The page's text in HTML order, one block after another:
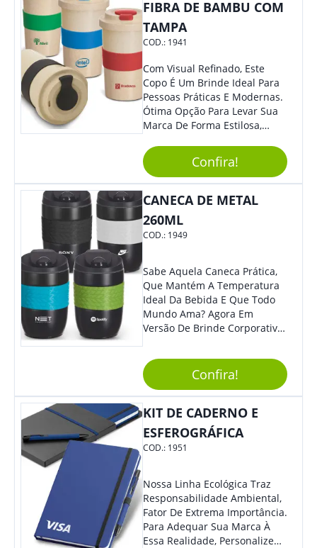
Não Fique De Fora! Ofereça
Em Eventos, Feiras E
Congressos, E Tenha Sua
FIBRA DE BAMBU COM
TAMPA
COD.: 1941
Com Visual Refinado, Este
Copo É Um Brinde Ideal Para
Pessoas Práticas E Modernas.
Ótima Opção Para Levar Sua
Marca De Forma Estilosa,
Empresa Em Eventos,
Reuniões Corporativas Ou Até
Mesmo Para Presentear
Colaboradores.
Confira!
CANECA DE METAL
260ML
COD.: 1949
Sabe Aquela Caneca Prática,
Que Mantém A Temperatura
Ideal Da Bebida E Que Todo
Mundo Ama? Agora Em
Versão De Brinde Corporativo
Sua Marca Com Muito Estilo E
Acrescentar Ainda Mais
Praticidade À Eventos E Feiras
De Exposição.
Confira!
KIT DE CADERNO E
ESFEROGRÁFICA
COD.: 1951
Nossa Linha Ecológica Traz
Responsabilidade Ambiental,
Fator De Extrema Importância.
Para Adequar Sua Marca À
Essa Realidade, Personalize